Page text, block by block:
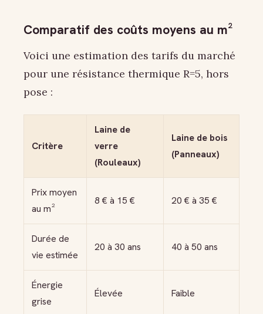
Comparatif des coûts moyens au m²
Voici une estimation des tarifs du marché
pour une résistance thermique R=5, hors
pose :
Critère
Laine de
verre
(Rouleaux)
Laine de bois
(Panneaux)
Prix moyen
au m²
8 € à 15 € 20 € à 35 €
Durée de
vie estimée
20 à 30 ans 40 à 50 ans
Énergie
grise
Élevée Faible